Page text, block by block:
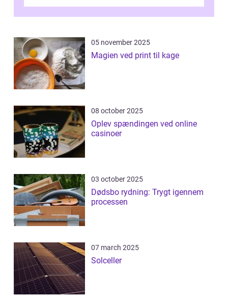
05 november 2025
Magien ved print til kage
08 october 2025
Oplev spændingen ved online
casinoer
03 october 2025
Dødsbo rydning: Trygt igennem
processen
07 march 2025
Solceller